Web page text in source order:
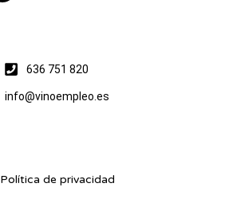
636 751 820
info@vinoempleo.es
Política de privacidad